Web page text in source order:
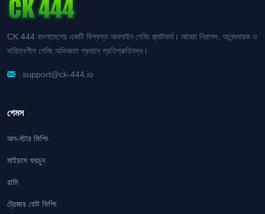
CK 444 বাংলাদেশের একটি বিশ্বস্ত অনলাইন গেমিং প্ল্যাটফর্ম। আমরা নিরাপদ, আনন্দদায়ক ও
দায়িত্বশীল গেমিং অভিজ্ঞতা প্রদানে প্রতিশ্রুতিবদ্ধ।
support@ck-444.io
গেমস
অল-স্টার ফিশিং
মাইডাস ফরচুন
রামি
ট্রেজার বোট ফিশিং